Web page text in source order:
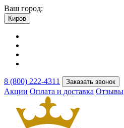
Ваш город:
Киров
8 (800) 222-4311 Заказать звонок
Акции Оплата и доставка Отзывы